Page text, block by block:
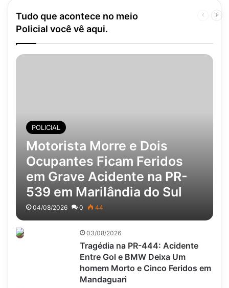
Tudo que acontece no meio
Policial você vê aqui.
Página
POLICIAL
Motorista Morre e Dois
Ocupantes Ficam Feridos
em Grave Acidente na PR-
539 em Marilândia do Sul
04/08/2026 0 44
03/08/2026
Tragédia na PR-444: Acidente
Entre Gol e BMW Deixa Um
homem Morto e Cinco Feridos em
Mandaguari